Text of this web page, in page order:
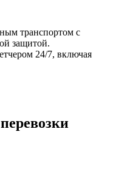
транспортом с
защитой.
24/7, включая